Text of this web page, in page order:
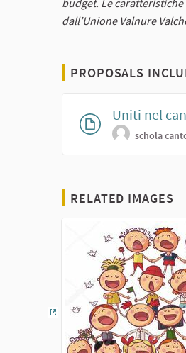
budget. Le
dall’Unione Valnure
PROPOSALS
Uniti nel
schola
RELATED IMAGES
(External link)